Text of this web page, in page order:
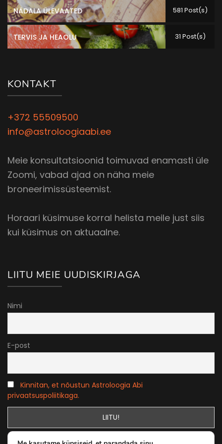
NÄDALA ÜLEVAATED 581 Post(s)
TERVIS JA HEAOLU 31 Post(s)
KONTAKT
+372 55509500
info@astroloogiaabi.ee
Meie konsultatsioonid toimuvad enamasti üle
Zoomi, vabad ajad on näha meie
broneerimissüsteemist.
Horaari küsimuse korral helista meile just siis
kui küsimus on aktuaalne.
LIITU MEIE UUDISKIRJAGA
Nimi
E-post
Kinnitan, et nõustun Astroloogia Abi
privaatsuspoliitikaga.